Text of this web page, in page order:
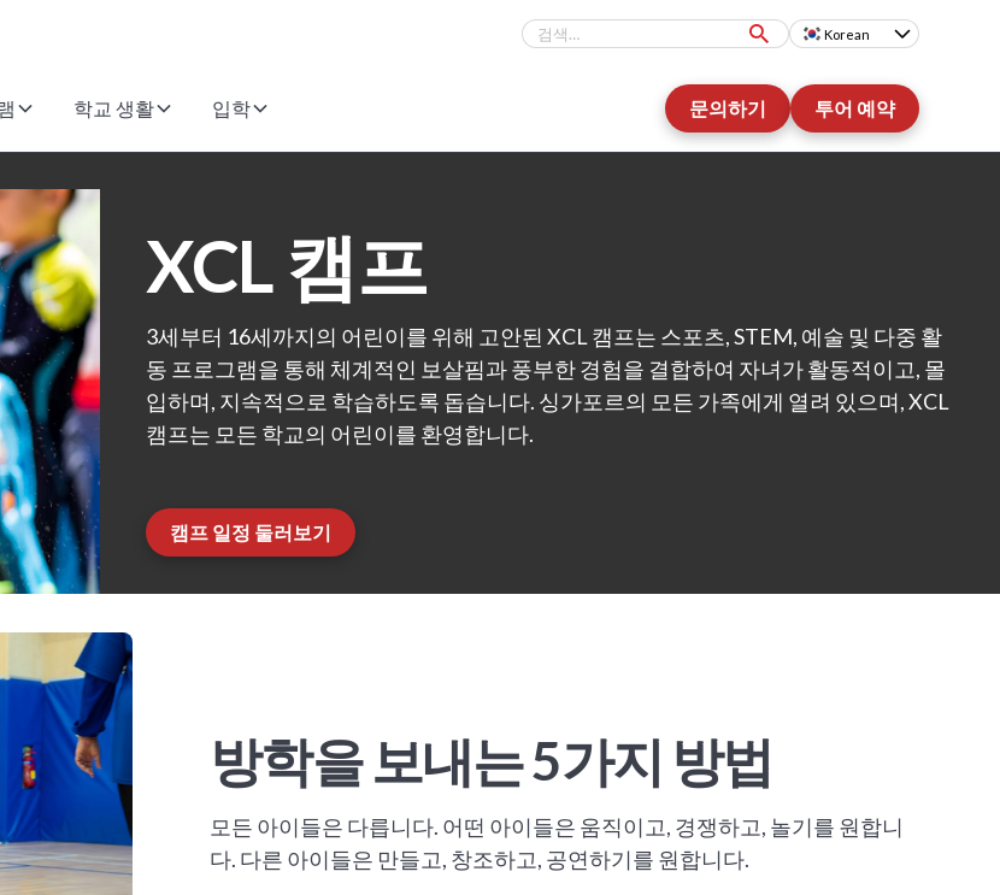
Korean
학교 생활 입학 문의하기 투어 예약
XCL 캠프
3세부터 16세까지의 어린이를 위해 고안된 XCL 캠프는 스포츠, STEM, 예술 및 다중 활
동 프로그램을 통해 체계적인 보살핌과 풍부한 경험을 결합하여 자녀가 활동적이고, 몰
입하며, 지속적으로 학습하도록 돕습니다. 싱가포르의 모든 가족에게 열려 있으며, XCL
캠프는 모든 학교의 어린이를 환영합니다.
캠프 일정 둘러보기
방학을 보내는 5가지 방법
모든 아이들은 다릅니다. 어떤 아이들은 움직이고, 경쟁하고, 놀기를 원합니
다. 다른 아이들은 만들고, 창조하고, 공연하기를 원합니다.